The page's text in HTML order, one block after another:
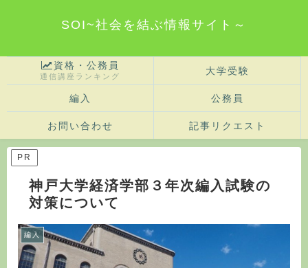
SOI~社会を結ぶ情報サイト～
資格・公務員
通信講座ランキング
大学受験
編入 公務員
お問い合わせ 記事リクエスト
PR
神戸大学経済学部３年次編入試験の
対策について
編入